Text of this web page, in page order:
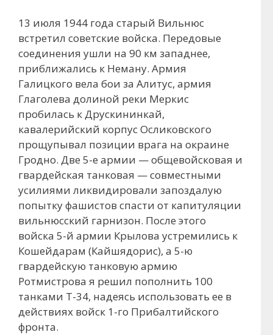
13 июля 1944 года старый Вильнюс
встретил советские войска. Передовые
соединения ушли на 90 км западнее,
приближались к Неману. Армия
Галицкого вела бои за Алитус, армия
Глаголева долиной реки Меркис
пробилась к Друскининкай,
кавалерийский корпус Осликовского
прощупывал позиции врага на окраине
Гродно. Две 5-е армии — общевойсковая и
гвардейская танковая — совместными
усилиями ликвидировали запоздалую
попытку фашистов спасти от капитуляции
вильнюсский гарнизон. После этого
войска 5-й армии Крылова устремились к
Кошейдарам (Кайшядорис), а 5-ю
гвардейскую танковую армию
Ротмистрова я решил пополнить 100
танками Т-34, надеясь использовать ее в
действиях войск 1-го Прибалтийского
фронта.